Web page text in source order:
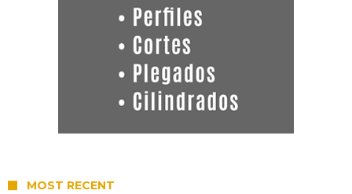
MOST RECENT